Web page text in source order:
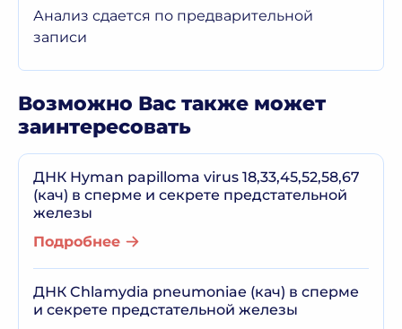
Анализ сдается по предварительной
записи
Возможно Вас также может
заинтересовать
ДНК Hyman papilloma virus 18,33,45,52,58,67
(кач) в сперме и секрете предстательной
железы
Подробнее
ДНК Chlamydia pneumoniae (кач) в сперме
и секрете предстательной железы